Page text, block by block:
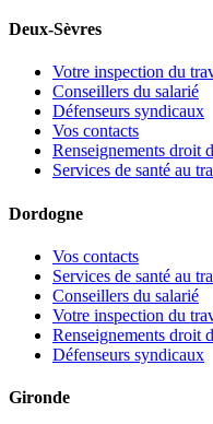
Deux-Sèvres
Votre inspection du
Conseillers du salarié
Défenseurs syndicaux
Vos contacts
Renseignements droit
Services de santé au
Dordogne
Vos contacts
Services de santé au
Conseillers du salarié
Votre inspection du
Renseignements droit
Défenseurs syndicaux
Gironde